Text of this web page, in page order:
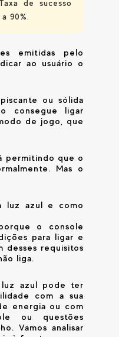
de sucesso
90%.
emitidas pelo
ao usuário o
ou sólida
consegue ligar
de jogo, que
permitindo que o
Mas o
luz azul e como
o console
para ligar e
desses requisitos
liga.
azul pode ter
com a sua
energia ou com
ou questões
Vamos analisar